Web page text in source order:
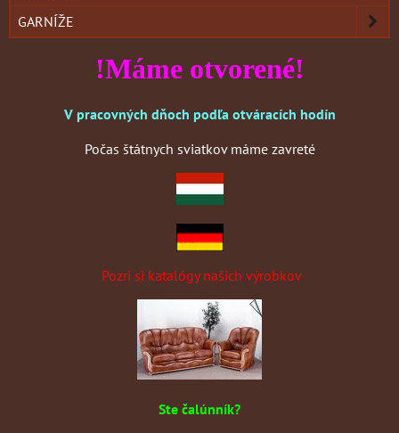
GARNÍŽE
!Máme otvorené!
V pracovných dňoch podľa otváracích hodín
Počas štátnych sviatkov máme zavreté
Pozri si katalógy našich výrobkov
Ste čalúnník?